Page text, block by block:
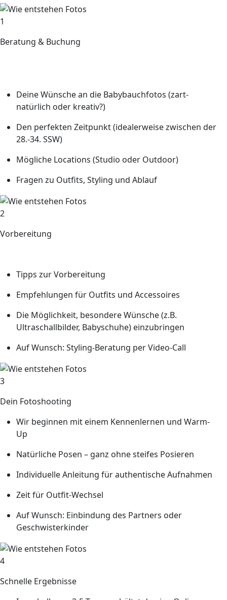
1
Beratung & Buchung
Deine Wünsche an die Babybauchfotos (zart-
natürlich oder kreativ?)
Den perfekten Zeitpunkt (idealerweise zwischen der
28.-34. SSW)
Mögliche Locations (Studio oder Outdoor)
Fragen zu Outfits, Styling und Ablauf
2
Vorbereitung
Tipps zur Vorbereitung
Empfehlungen für Outfits und Accessoires
Die Möglichkeit, besondere Wünsche (z.B.
Ultraschallbilder, Babyschuhe) einzubringen
Auf Wunsch: Styling-Beratung per Video-Call
3
Dein Fotoshooting
Wir beginnen mit einem Kennenlernen und Warm-
Up
Natürliche Posen – ganz ohne steifes Posieren
Individuelle Anleitung für authentische Aufnahmen
Zeit für Outfit-Wechsel
Auf Wunsch: Einbindung des Partners oder
Geschwisterkinder
4
Schnelle Ergebnisse